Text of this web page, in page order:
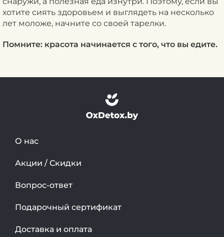
хотите сиять здоровьем и выглядеть на несколько
лет моложе, начните со своей тарелки.
Помните: красота начинается с того, что вы едите.
О нас
Акции / Скидки
Вопрос-ответ
Подарочный сертификат
Доставка и оплата